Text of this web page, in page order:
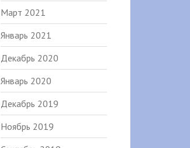
Март 2021
Январь 2021
Декабрь 2020
Январь 2020
Декабрь 2019
Ноябрь 2019